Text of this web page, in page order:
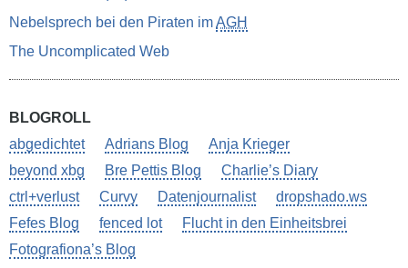
Nebelsprech bei den Piraten imAGH
The Uncomplicated Web
BLOGROLL
abgedichtet
Adrians Blog
Anja Krieger
beyond xbg
Bre Pettis Blog
Charlie’s Diary
ctrl+verlust
Curvy Datenjournalist
dropshado.ws
Fefes Blog
fenced lot
Flucht in den Einheitsbrei
Fotografiona’s Blog